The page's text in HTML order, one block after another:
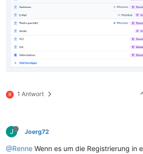
R 1 Antwort
J Joerg72
@Renne Wenn es um die Registrierung in